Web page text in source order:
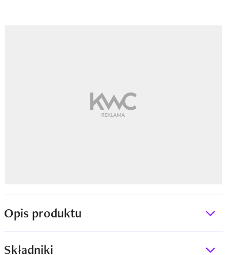
Opis produktu
Składniki